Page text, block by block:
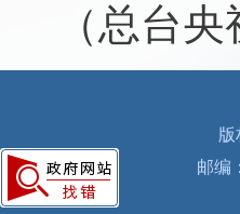
（总台
版
邮编